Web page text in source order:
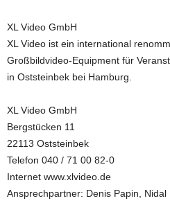
XL Video GmbH
XL Video ist ein international
Großbildvideo-Equipment für
in Oststeinbek bei Hamburg.
XL Video GmbH
Bergstücken 11
22113 Oststeinbek
Telefon 040 / 71 00 82-0
Internet www.xlvideo.de
Ansprechpartner: Denis Papin, Nidal